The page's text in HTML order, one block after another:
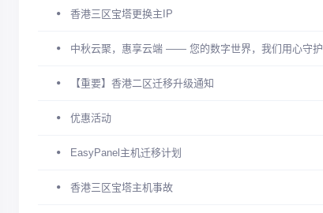
香港三区宝塔更换主IP
中秋云聚，惠享云端 —— 您的数字世界，我们用心守护
【重要】香港二区迁移升级通知
优惠活动
EasyPanel主机迁移计划
香港三区宝塔主机事故